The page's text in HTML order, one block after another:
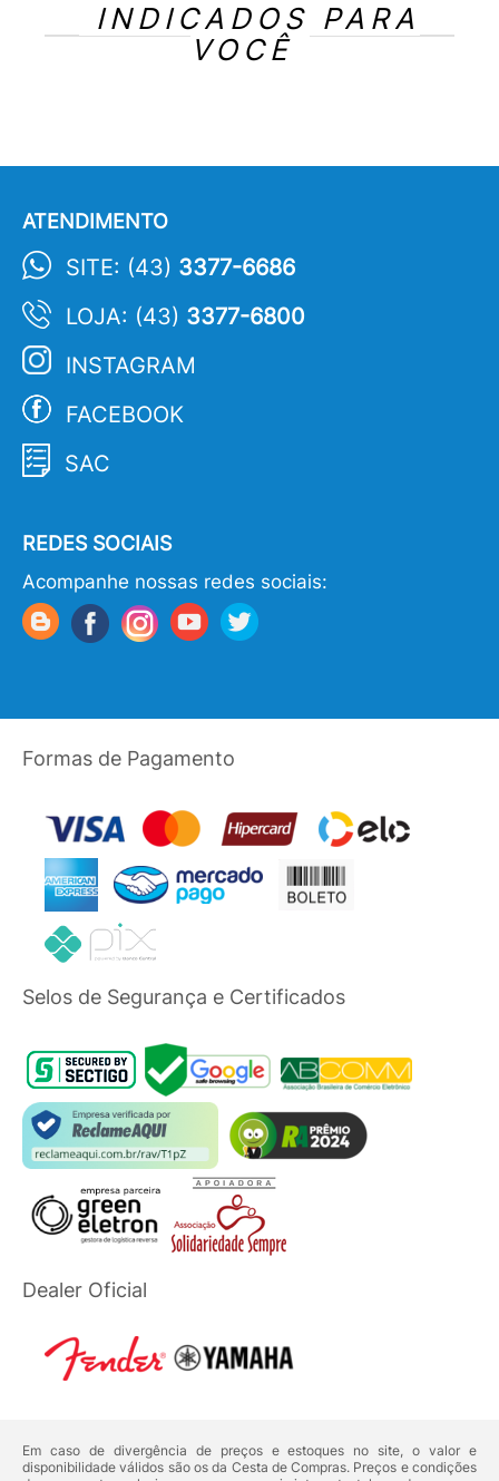
INDICADOS PARA
VOCÊ
ATENDIMENTO
SITE: (43) 3377-6686
LOJA: (43) 3377-6800
INSTAGRAM
FACEBOOK
SAC
REDES SOCIAIS
Acompanhe nossas redes sociais:
Formas de Pagamento
Selos de Segurança e Certificados
Dealer Oficial
Em caso de divergência de preços e estoques no site, o valor e
disponibilidade válidos são os da Cesta de Compras. Preços e condições